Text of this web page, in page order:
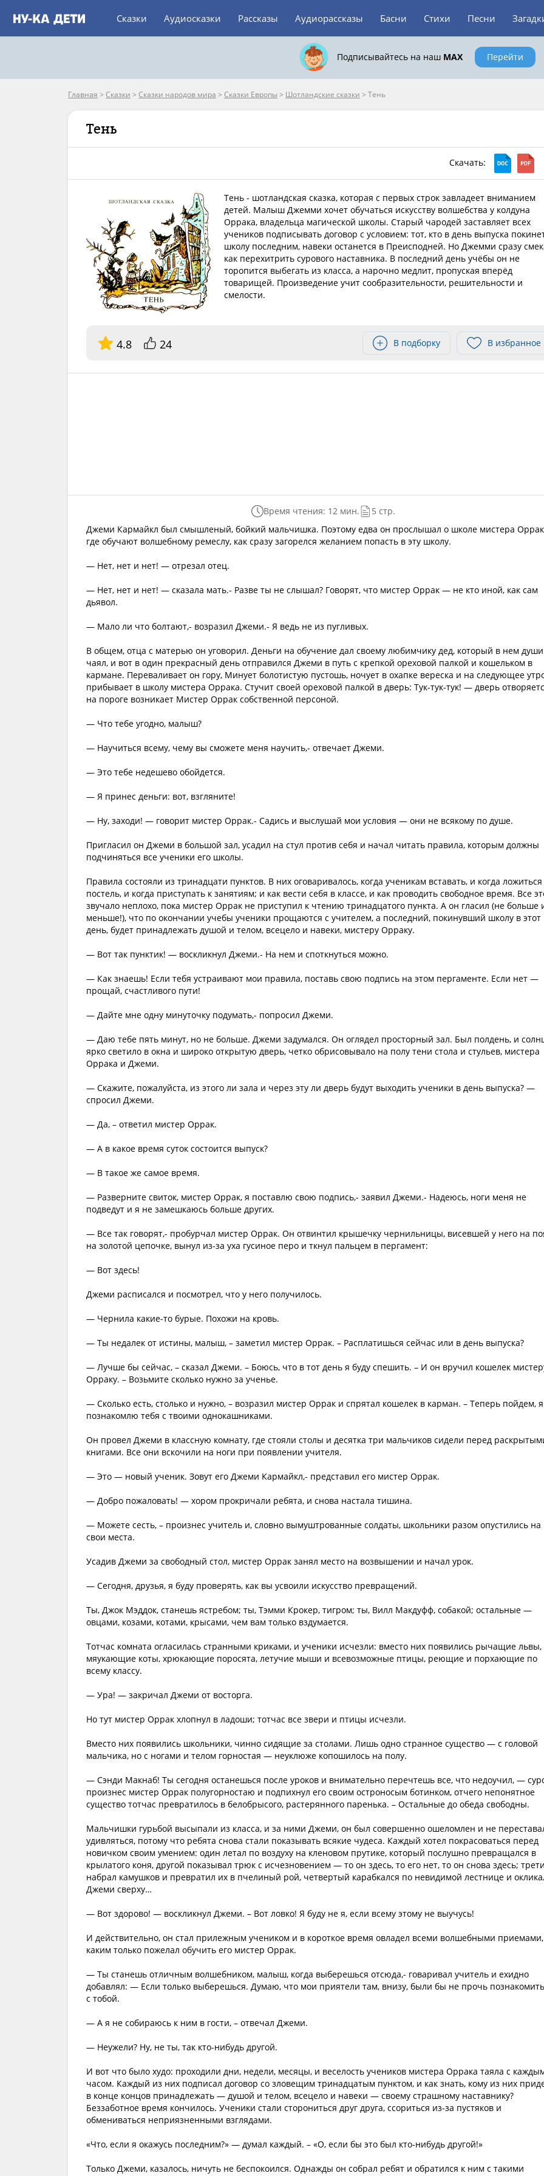
Сказки Аудиосказки Рассказы Аудиорассказы Басни Стихи Песни
Подписывайтесь на наш MAX Перейти
Главная > Сказки > Сказки народов мира > Сказки Европы > Шотландские сказки > Тень
Тень
Скачать:
Тень - шотландская сказка, которая с первых строк завладеет вниманием
детей. Малыш Джемми хочет обучаться искусству волшебства у колдуна
Оррака, владельца магической школы. Старый чародей заставляет всех
учеников подписывать договор с условием: тот, кто в день выпуска
школу последним, навеки останется в Преисподней. Но Джемми сразу
как перехитрить сурового наставника. В последний день учёбы он не
торопится выбегать из класса, а нарочно медлит, пропуская вперёд
товарищей. Произведение учит сообразительности, решительности и
смелости.
4.8 24 В подборку В избранное
Время чтения: 12 мин.
5 стр.
Джеми Кармайкл был смышленый, бойкий мальчишка. Поэтому едва он прослышал о школе мистера
где обучают волшебному ремеслу, как сразу загорелся желанием попасть в эту школу.
— Нет, нет и нет! — отрезал отец.
— Нет, нет и нет! — сказала мать.- Разве ты не слышал? Говорят, что мистер Оррак — не кто иной, как сам
дьявол.
— Мало ли что болтают,- возразил Джеми.- Я ведь не из пугливых.
В общем, отца с матерью он уговорил. Деньги на обучение дал своему любимчику дед, который в нем
чаял, и вот в один прекрасный день отправился Джеми в путь с крепкой ореховой палкой и кошельком в
кармане. Переваливает он гору, Минует болотистую пустошь, ночует в охапке вереска и на следующее
прибывает в школу мистера Оррака. Стучит своей ореховой палкой в дверь: Тук-тук-тук! — дверь
на пороге возникает Мистер Оррак собственной персоной.
— Что тебе угодно, малыш?
— Научиться всему, чему вы сможете меня научить,- отвечает Джеми.
— Это тебе недешево обойдется.
— Я принес деньги: вот, взгляните!
— Ну, заходи! — говорит мистер Оррак.- Садись и выслушай мои условия — они не всякому по душе.
Пригласил он Джеми в большой зал, усадил на стул против себя и начал читать правила, которым должны
подчиняться все ученики его школы.
Правила состояли из тринадцати пунктов. В них оговаривалось, когда ученикам вставать, и когда
постель, и когда приступать к занятиям; и как вести себя в классе, и как проводить свободное время. Все
звучало неплохо, пока мистер Оррак не приступил к чтению тринадцатого пункта. А он гласил (не больше
меньше!), что по окончании учебы ученики прощаются с учителем, а последний, покинувший школу в этот
день, будет принадлежать душой и телом, всецело и навеки, мистеру Орраку.
— Вот так пунктик! — воскликнул Джеми.- На нем и споткнуться можно.
— Как знаешь! Если тебя устраивают мои правила, поставь свою подпись на этом пергаменте. Если нет —
прощай, счастливого пути!
— Дайте мне одну минуточку подумать,- попросил Джеми.
— Даю тебе пять минут, но не больше. Джеми задумался. Он оглядел просторный зал. Был полдень, и
ярко светило в окна и широко открытую дверь, четко обрисовывало на полу тени стола и стульев, мистера
Оррака и Джеми.
— Скажите, пожалуйста, из этого ли зала и через эту ли дверь будут выходить ученики в день выпуска? —
спросил Джеми.
— Да, – ответил мистер Оррак.
— А в какое время суток состоится выпуск?
— В такое же самое время.
— Разверните свиток, мистер Оррак, я поставлю свою подпись,- заявил Джеми.- Надеюсь, ноги меня не
подведут и я не замешкаюсь больше других.
— Все так говорят,- пробурчал мистер Оррак. Он отвинтил крышечку чернильницы, висевшей у него на
на золотой цепочке, вынул из-за уха гусиное перо и ткнул пальцем в пергамент:
— Вот здесь!
Джеми расписался и посмотрел, что у него получилось.
— Чернила какие-то бурые. Похожи на кровь.
— Ты недалек от истины, малыш, – заметил мистер Оррак. – Расплатишься сейчас или в день выпуска?
— Лучше бы сейчас, – сказал Джеми. – Боюсь, что в тот день я буду спешить. – И он вручил кошелек
Орраку. – Возьмите сколько нужно за ученье.
— Сколько есть, столько и нужно, – возразил мистер Оррак и спрятал кошелек в карман. – Теперь пойдем, я
познакомлю тебя с твоими однокашниками.
Он провел Джеми в классную комнату, где стояли столы и десятка три мальчиков сидели перед
книгами. Все они вскочили на ноги при появлении учителя.
— Это — новый ученик. Зовут его Джеми Кармайкл,- представил его мистер Оррак.
— Добро пожаловать! — хором прокричали ребята, и снова настала тишина.
— Можете сесть, – произнес учитель и, словно вымуштрованные солдаты, школьники разом опустились на
свои места.
Усадив Джеми за свободный стол, мистер Оррак занял место на возвышении и начал урок.
— Сегодня, друзья, я буду проверять, как вы усвоили искусство превращений.
Ты, Джок Мэддок, станешь ястребом; ты, Тэмми Крокер, тигром; ты, Вилл Макдуфф, собакой; остальные —
овцами, козами, котами, крысами, чем вам только вздумается.
Тотчас комната огласилась странными криками, и ученики исчезли: вместо них появились рычащие львы,
мяукающие коты, хрюкающие поросята, летучие мыши и всевозможные птицы, реющие и порхающие по
всему классу.
— Ура! — закричал Джеми от восторга.
Но тут мистер Оррак хлопнул в ладоши; тотчас все звери и птицы исчезли.
Вместо них появились школьники, чинно сидящие за столами. Лишь одно странное существо — с головой
мальчика, но с ногами и телом горностая — неуклюже копошилось на полу.
— Сэнди Макнаб! Ты сегодня останешься после уроков и внимательно перечтешь все, что недоучил, —
произнес мистер Оррак полугорностаю и подпихнул его своим остроносым ботинком, отчего непонятное
существо тотчас превратилось в белобрысого, растерянного паренька. – Остальные до обеда свободны.
Мальчишки гурьбой высыпали из класса, и за ними Джеми, он был совершенно ошеломлен и не
удивляться, потому что ребята снова стали показывать всякие чудеса. Каждый хотел покрасоваться перед
новичком своим умением: один летал по воздуху на кленовом прутике, который послушно превращался в
крылатого коня, другой показывал трюк с исчезновением — то он здесь, то его нет, то он снова здесь;
набрал камушков и превратил их в пчелиный рой, четвертый карабкался по невидимой лестнице и
Джеми сверху…
— Вот здорово! — воскликнул Джеми. – Вот ловко! Я буду не я, если всему этому не выучусь!
И действительно, он стал прилежным учеником и в короткое время овладел всеми волшебными приемами,
каким только пожелал обучить его мистер Оррак.
— Ты станешь отличным волшебником, малыш, когда выберешься отсюда,- говаривал учитель и ехидно
добавлял: — Если только выберешься. Думаю, что мои приятели там, внизу, были бы не прочь
с тобой.
— А я не собираюсь к ним в гости, – отвечал Джеми.
— Неужели? Ну, не ты, так кто-нибудь другой.
И вот что было худо: проходили дни, недели, месяцы, и веселость учеников мистера Оррака таяла с
часом. Каждый из них подписал договор со зловещим тринадцатым пунктом, и как знать, кому из них
в конце концов принадлежать — душой и телом, всецело и навеки — своему страшному наставнику?
Беззаботное время кончилось. Ученики стали сторониться друг друга, ссориться из-за пустяков и
обмениваться неприязненными взглядами.
«Что, если я окажусь последним?» — думал каждый. – «О, если бы это был кто-нибудь другой!»
Только Джеми, казалось, ничуть не беспокоился. Однажды он собрал ребят и обратился к ним с такими